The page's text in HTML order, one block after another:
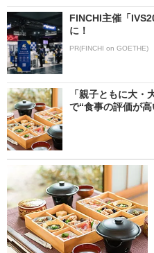
FINCHI主催「
に！
PR(FINCHI on GOETHE)
「親子ともに大
で“食事の評価が